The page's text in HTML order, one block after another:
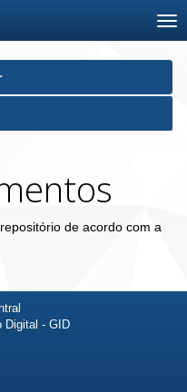
de acordo com a
Digital - GID